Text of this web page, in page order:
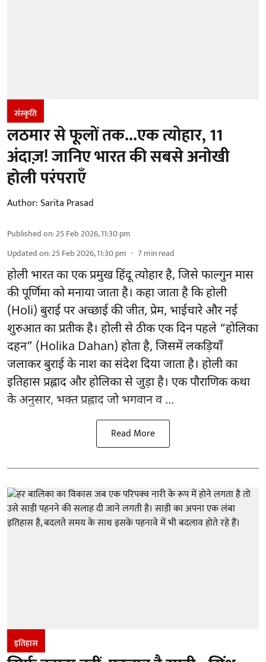
संस्कृति
लठमार से फूलों तक...एक त्योहार, 11
अंदाज़! जानिए भारत की सबसे अनोखी
होली परंपराएँ
Author:Sarita Prasad
Published on:25 Feb 2026, 11:30 pm
Updated on:25 Feb 2026, 11:30 pm 7min read
होली भारत का एक प्रमुख हिंदू त्योहार है, जिसे फाल्गुन मास
की पूर्णिमा को मनाया जाता है। कहा जाता है कि होली
(Holi) बुराई पर अच्छाई की जीत, प्रेम, भाईचारे और नई
शुरुआत का प्रतीक है। होली से ठीक एक दिन पहले “होलिका
दहन” (Holika Dahan) होता है, जिसमें लकड़ियाँ
जलाकर बुराई के नाश का संदेश दिया जाता है। होली का
इतिहास प्रह्लाद और होलिका से जुड़ा है। एक पौराणिक कथा
के अनुसार, भक्त प्रह्लाद जो भगवान व ...
Read More
इतिहास